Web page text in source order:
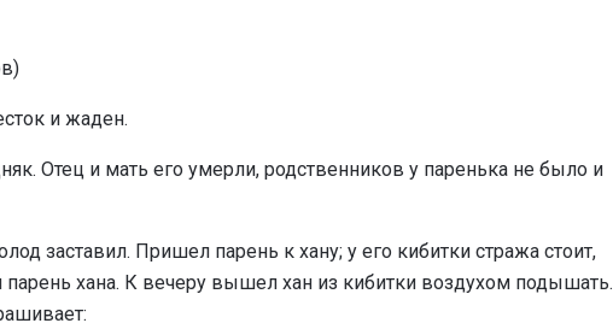
и жаден.
Отец и мать его умерли, родственников у паренька не было и
заставил. Пришел парень к хану; у его кибитки стража стоит,
хана. К вечеру вышел хан из кибитки воздухом подышать.